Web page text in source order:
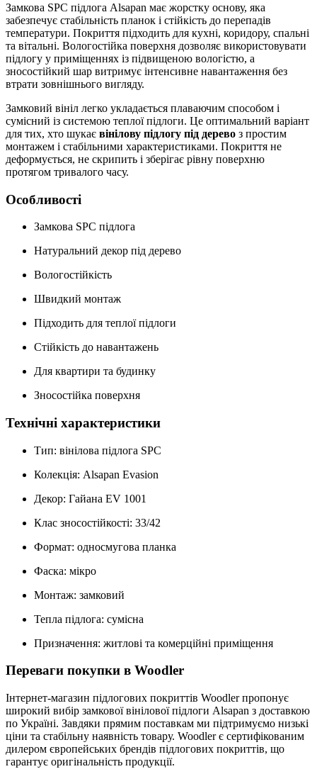
Замкова SPC підлога Alsapan має жорстку основу, яка
забезпечує стабільність планок і стійкість до перепадів
температури. Покриття підходить для кухні, коридору, спальні
та вітальні. Вологостійка поверхня дозволяє використовувати
підлогу у приміщеннях із підвищеною вологістю, а
зносостійкий шар витримує інтенсивне навантаження без
втрати зовнішнього вигляду.
Замковий вініл легко укладається плаваючим способом і
сумісний із системою теплої підлоги. Це оптимальний варіант
для тих, хто шукає вінілову підлогу під дерево з простим
монтажем і стабільними характеристиками. Покриття не
деформується, не скрипить і зберігає рівну поверхню
протягом тривалого часу.
Особливості
Замкова SPC підлога
Натуральний декор під дерево
Вологостійкість
Швидкий монтаж
Підходить для теплої підлоги
Стійкість до навантажень
Для квартири та будинку
Зносостійка поверхня
Технічні характеристики
Тип: вінілова підлога SPC
Колекція: Alsapan Evasion
Декор: Гайана EV 1001
Клас зносостійкості: 33/42
Формат: односмугова планка
Фаска: мікро
Монтаж: замковий
Тепла підлога: сумісна
Призначення: житлові та комерційні приміщення
Переваги покупки в Woodler
Інтернет-магазин підлогових покриттів Woodler пропонує
широкий вибір замкової вінілової підлоги Alsapan з доставкою
по Україні. Завдяки прямим поставкам ми підтримуємо низькі
ціни та стабільну наявність товару. Woodler є сертифікованим
дилером європейських брендів підлогових покриттів, що
гарантує оригінальність продукції.